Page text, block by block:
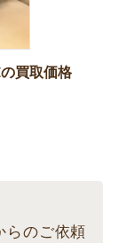
買取価格
らのご依頼